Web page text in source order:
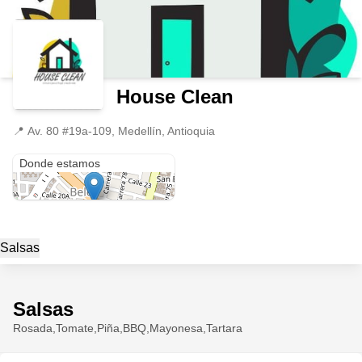
House Clean
📍 Av. 80 #19a-109, Medellín, Antioquia
Donde estamos
Salsas
Salsas
Rosada,Tomate,Piña,BBQ,Mayonesa,Tartara